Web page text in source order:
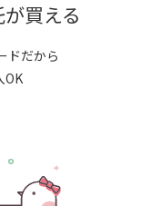
買える
ドだから
OK